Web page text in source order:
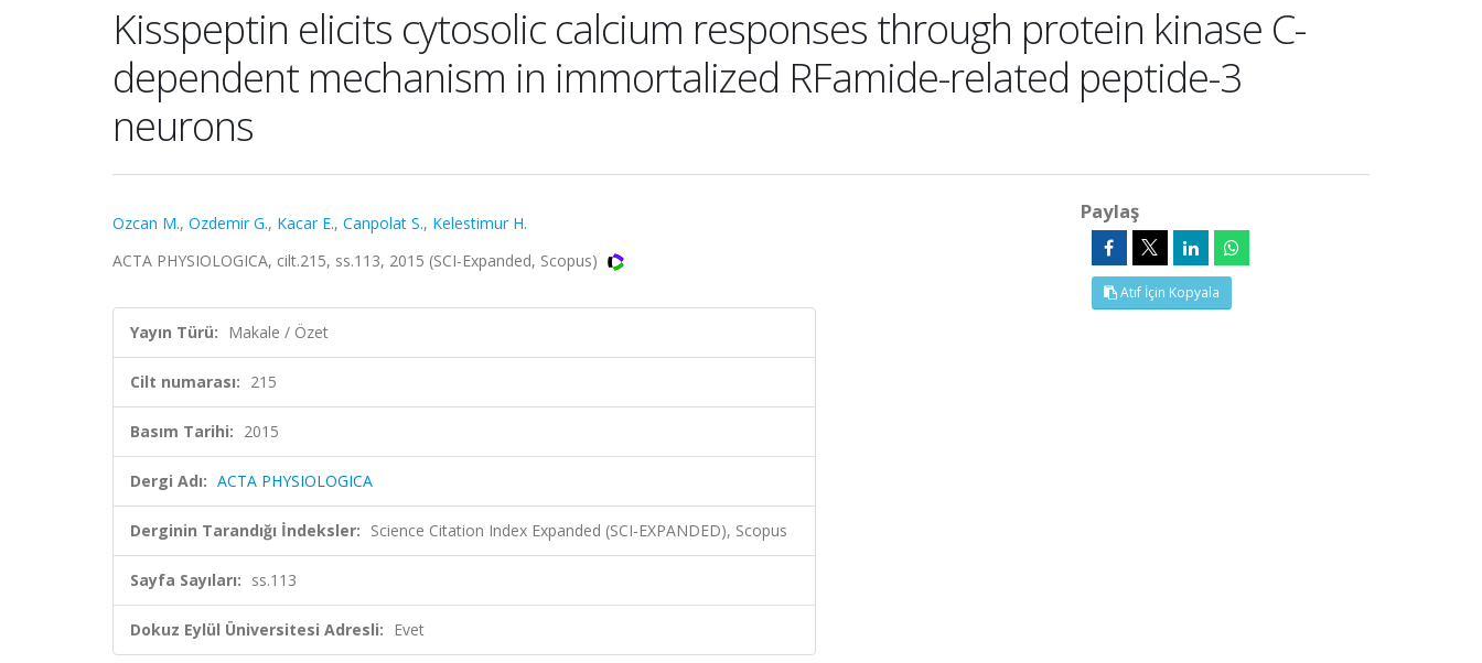
Kisspeptin elicits cytosolic calcium responses through protein kinase C-
dependent mechanism in immortalized RFamide-related peptide-3
neurons
Ozcan M., Ozdemir G., Kacar E., Canpolat S., Kelestimur H.
ACTA PHYSIOLOGICA, cilt.215, ss.113, 2015 (SCI-Expanded, Scopus)
Yayın Türü: Makale / Özet
Cilt numarası: 215
Basım Tarihi: 2015
Dergi Adı: ACTA PHYSIOLOGICA
Derginin Tarandığı İndeksler: Science Citation Index Expanded (SCI-EXPANDED), Scopus
Sayfa Sayıları: ss.113
Dokuz Eylül Üniversitesi Adresli: Evet
Paylaş
Atıf İçin Kopyala